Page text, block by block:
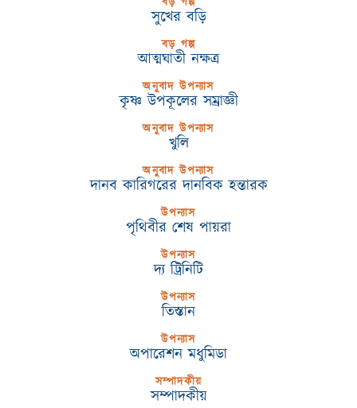
সুখের বড়ি
বড় গল্প
আত্মঘাতী নক্ষত্র
অনুবাদ উপন্যাস
কৃষ্ণ উপকূলের সম্রাজ্ঞী
অনুবাদ উপন্যাস
খুলি
অনুবাদ উপন্যাস
দানব কারিগরের দানবিক হন্তারক
উপন্যাস
পৃথিবীর শেষ পায়রা
উপন্যাস
দ্য ট্রিনিটি
উপন্যাস
তিস্তান
উপন্যাস
অপারেশন মধুমিডা
সম্পাদকীয়
সম্পাদকীয়